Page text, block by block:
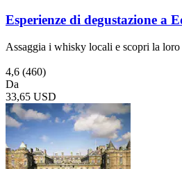
Esperienze di degustazione a
Assaggia i whisky locali e scopri la loro
4,6 (460)
Da
33,65 USD